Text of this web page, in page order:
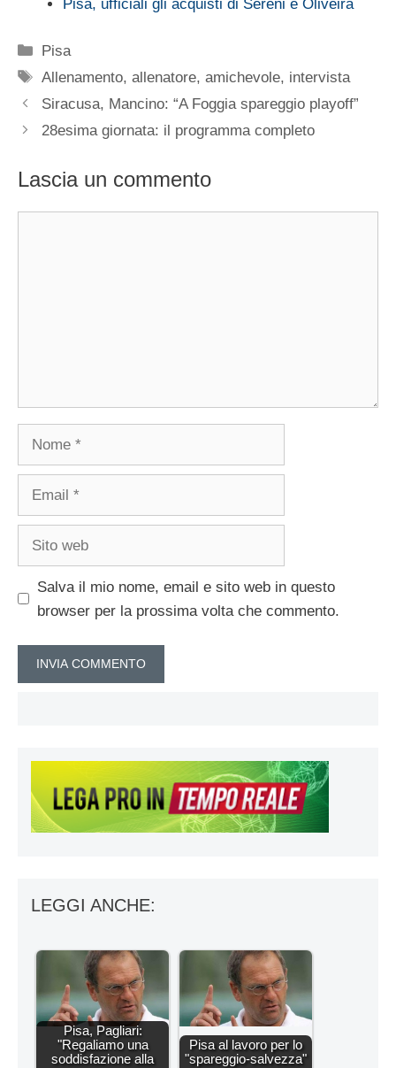
Pisa, ufficiali gli acquisti di Sereni e Oliveira
Categorie
Pisa
Tag
Allenamento,allenatore,amichevole, intervista
Siracusa, Mancino: “A Foggia spareggio playoff”
28esima giornata: il programma completo
Lascia un commento
Nome
Email
Sito
Salva il mio nome, email e sito web in questo
browser per la prossima volta che commento.
LEGGI ANCHE:
Pisa, Pagliari:
"Regaliamo una
soddisfazione alla
Pisa al lavoro per lo
"spareggio-salvezza"